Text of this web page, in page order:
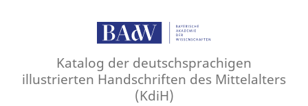
Katalog der deutschsprachigen
illustrierten Handschriften des Mittelalters
(KdiH)